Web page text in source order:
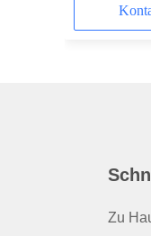
Zu